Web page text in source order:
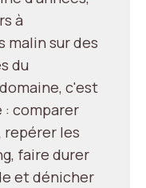
à
malin sur des
du
c'est
: comparer
repérer les
faire durer
et dénicher